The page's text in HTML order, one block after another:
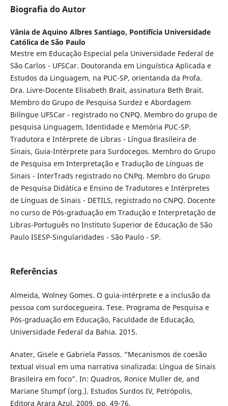
Biografia do Autor
Vânia de Aquino Albres Santiago, Pontifícia Universidade
Católica de São Paulo
Mestre em Educação Especial pela Universidade Federal de
São Carlos - UFSCar. Doutoranda em Linguística Aplicada e
Estudos da Linguagem, na PUC-SP, orientanda da Profa.
Dra. Livre-Docente Elisabeth Brait, assinatura Beth Brait.
Membro do Grupo de Pesquisa Surdez e Abordagem
Bilíngue UFSCar - registrado no CNPQ. Membro do grupo de
pesquisa Linguagem, Identidade e Memória PUC-SP.
Tradutora e Intérprete de Libras - Língua Brasileira de
Sinais, Guia-Intérprete para Surdocegos. Membro do Grupo
de Pesquisa em Interpretação e Tradução de Línguas de
Sinais - InterTrads registrado no CNPq. Membro do Grupo
de Pesquisa Didática e Ensino de Tradutores e Intérpretes
de Línguas de Sinais - DETILS, registrado no CNPQ. Docente
no curso de Pós-graduação em Tradução e Interpretação de
Libras-Português no Instituto Superior de Educação de São
Paulo ISESP-Singularidades - São Paulo - SP.
Referências
Almeida, Wolney Gomes. O guia-intérprete e a inclusão da
pessoa com surdocegueira. Tese. Programa de Pesquisa e
Pós-graduação em Educação, Faculdade de Educação,
Universidade Federal da Bahia. 2015.
Anater, Gisele e Gabriela Passos. “Mecanismos de coesão
textual visual em uma narrativa sinalizada: Língua de Sinais
Brasileira em foco”. In: Quadros, Ronice Muller de, and
Mariane Stumpf (org.). Estudos Surdos IV, Petrópolis,
Editora Arara Azul, 2009, pp. 49-76.